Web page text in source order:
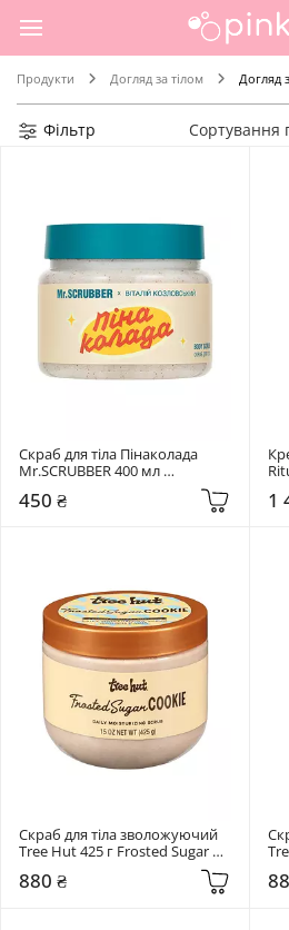
Продукти Догляд за тілом Догляд
Фільтр Сортування
Скраб для тіла Пінаколада
Mr.SCRUBBER 400 мл
450 ₴ 1
Скраб для тіла зволожуючий
Tree Hut 425 г Frosted Sugar
880 ₴